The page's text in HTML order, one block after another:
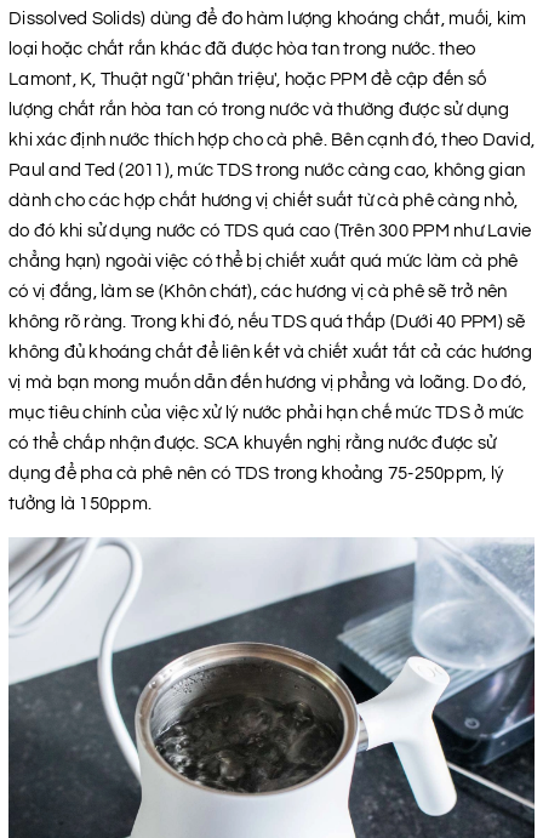
Dissolved Solids) dùng để đo hàm lượng khoáng chất, muối, kim
loại hoặc chất rắn khác đã được hòa tan trong nước. theo
Lamont, K, Thuật ngữ 'phân triệu', hoặc PPM đề cập đến số
lượng chất rắn hòa tan có trong nước và thường được sử dụng
khi xác định nước thích hợp cho cà phê. Bên cạnh đó, theo David,
Paul and Ted (2011), mức TDS trong nước càng cao, không gian
dành cho các hợp chất hương vị chiết suất từ cà phê càng nhỏ,
do đó khi sử dụng nước có TDS quá cao (Trên 300 PPM như Lavie
chẳng hạn) ngoài việc có thể bị chiết xuất quá mức làm cà phê
có vị đắng, làm se (Khôn chát), các hương vị cà phê sẽ trở nên
không rõ ràng. Trong khi đó, nếu TDS quá thấp (Dưới 40 PPM) sẽ
không đủ khoáng chất để liên kết và chiết xuất tất cả các hương
vị mà bạn mong muốn dẫn đến hương vị phẳng và loãng. Do đó,
mục tiêu chính của việc xử lý nước phải hạn chế mức TDS ở mức
có thể chấp nhận được. SCA khuyến nghị rằng nước được sử
dụng để pha cà phê nên có TDS trong khoảng 75-250ppm, lý
tưởng là 150ppm.